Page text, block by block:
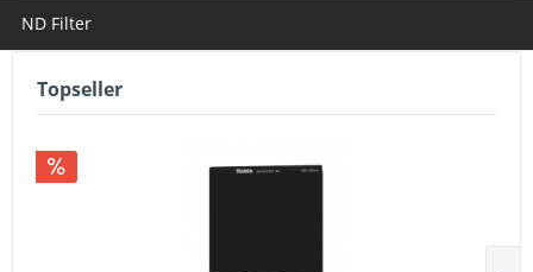
ND Filter
Topseller